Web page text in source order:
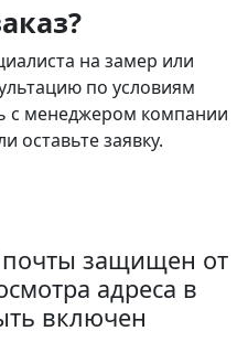
на замер или
по условиям
с менеджером компании
оставьте заявку.
почты защищен от
адреса в
включен